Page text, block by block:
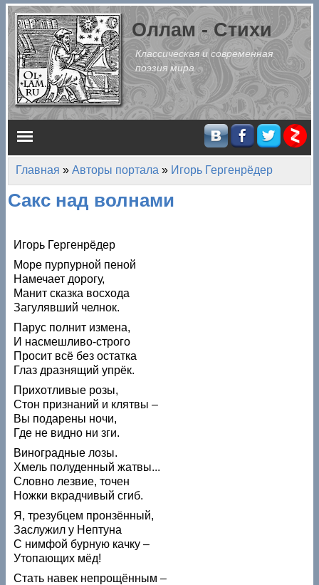
Перейти к основному содержанию
Оллам - Стихи
Классическая и современная
поэзия мира
Главное меню
Вы здесь
Главная » Авторы портала » Игорь Гергенрёдер
Сакс над волнами
Игорь Гергенрёдер
Море пурпурной пеной
Намечает дорогу,
Манит сказка восхода
Загулявший челнок.
Парус полнит измена,
И насмешливо-строго
Просит всё без остатка
Глаз дразнящий упрёк.
Прихотливые розы,
Стон признаний и клятвы –
Вы подарены ночи,
Где не видно ни зги.
Виноградные лозы.
Хмель полуденный жатвы...
Словно лезвие, точен
Ножки вкрадчивый сгиб.
Я, трезубцем пронзённый,
Заслужил у Нептуна
С нимфой бурную качку –
Утопающих мёд!
Стать навек непрощённым –